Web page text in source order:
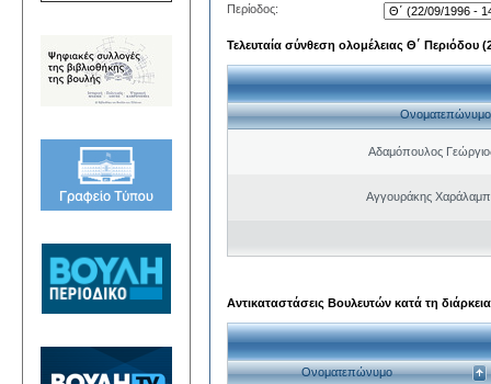
Περίοδος:
Τελευταία σύνθεση ολομέλειας Θ΄ Περιόδου
Ονοματεπώνυμο
Αδαμόπουλος
Αγγουράκης
Αντικαταστάσεις Βουλευτών κατά τη
Ονοματεπώνυμο